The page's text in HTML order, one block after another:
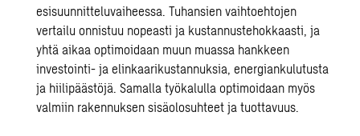
esisuunnitteluvaiheessa. Tuhansien vaihtoehtojen
vertailu onnistuu nopeasti ja kustannustehokkaasti, ja
yhtä aikaa optimoidaan muun muassa hankkeen
investointi- ja elinkaarikustannuksia, energiankulutusta
ja hiilipäästöjä. Samalla työkalulla optimoidaan myös
valmiin rakennuksen sisäolosuhteet ja tuottavuus.